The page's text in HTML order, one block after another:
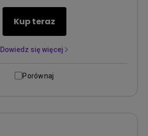
Kup teraz
Dowiedz się więcej
Porównaj